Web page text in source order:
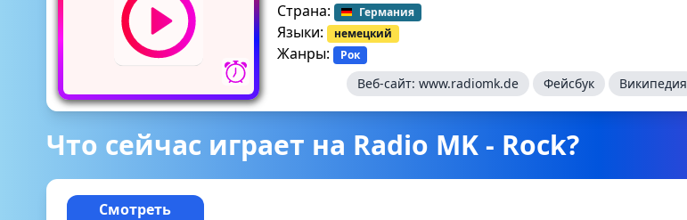
Страна:
Германия
Языки: немецкий
Жанры: Рок
Веб-сайт: www.radiomk.de Фейсбук Википедия
Что сейчас играет на Radio MK - Rock?
Смотреть